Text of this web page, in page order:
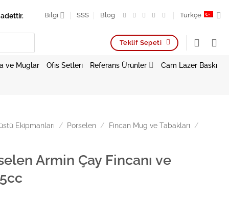
Bilgi SSS Blog Türkçe
Teklif Sepeti
ve Muglar Ofis Setleri Referans Ürünler Cam Lazer Baskı
Ekipmanları / Porselen / Fincan Mug ve Tabakları
/
Armin Çay Fincanı ve